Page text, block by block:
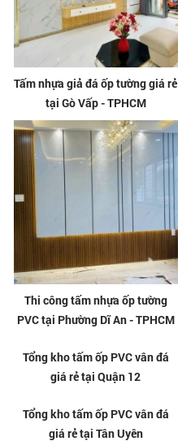
Tấm nhựa giả đá ốp tường giá rẻ
tại Gò Vấp - TPHCM
Thi công tấm nhựa ốp tường
PVC tại Phường Dĩ An - TPHCM